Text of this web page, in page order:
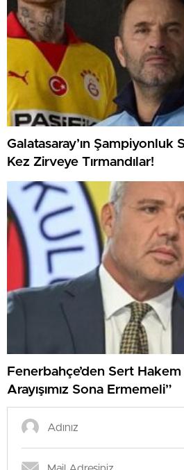
Galatasaray’ın Şampiyonluk
Kez Zirveye Tırmandılar!
Fenerbahçe’den Sert
Arayışımız Sona Ermemeli”